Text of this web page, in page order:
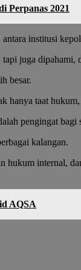
Perpanas 2021
institusi
juga
besar.
hanya taat
pengingat
kalangan.
hukum internal,
AQSA